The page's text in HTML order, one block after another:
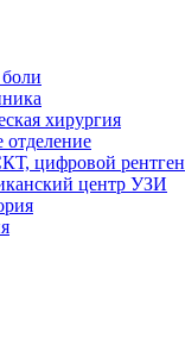
хирургия
отделение
цифровой рентген
центр УЗИ